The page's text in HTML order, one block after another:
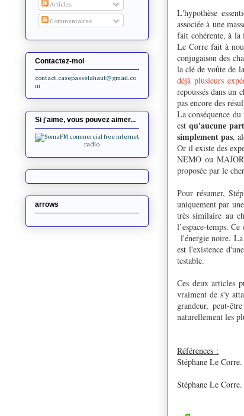
L'hypothèse
associée à une
fait cohérente, à la
Le Corre fait à
conjugaison des
la clé de voûte de
déjà plusieurs
repoussés dans
pas encore des
La conséquence
estqu'aucune
simplement pas,
Or il existe des
NEMO ou
proposée par le
Pour résumer,
uniquement par
très similaire au
l’espace-temps.
l'énergie noire. La
est l'existence
testable.
Ces deux articles
vraiment de s'y
grandeur, peut-
naturellement les
Références :
Stéphane Le
Stéphane Le
Articles
Commentaires
Contactez-moi
contact.casepasselahaut@gmail.co
m
Si j'aime, vous pouvez aimer...
arrows